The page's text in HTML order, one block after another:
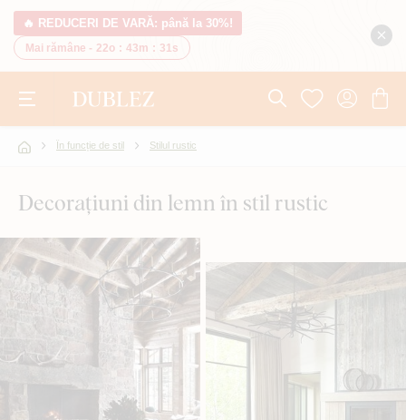
🔥 REDUCERI DE VARĂ: până la 30%!
Mai rămâne - 22o : 43m : 30s
În funcție de stil Stilul rustic
Decorațiuni din lemn în stil rustic